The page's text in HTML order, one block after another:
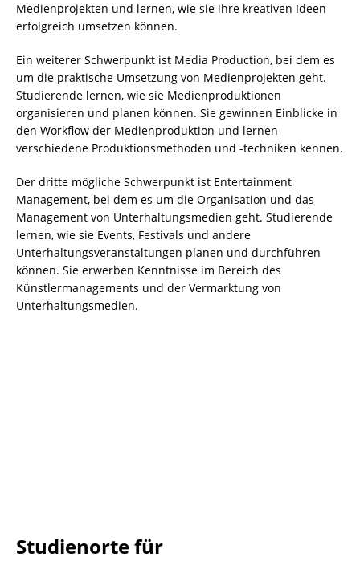
Medienprojekten und lernen, wie sie ihre kreativen Ideen
erfolgreich umsetzen können.
Ein weiterer Schwerpunkt ist Media Production, bei dem es
um die praktische Umsetzung von Medienprojekten geht.
Studierende lernen, wie sie Medienproduktionen
organisieren und planen können. Sie gewinnen Einblicke in
den Workflow der Medienproduktion und lernen
verschiedene Produktionsmethoden und -techniken kennen.
Der dritte mögliche Schwerpunkt ist Entertainment
Management, bei dem es um die Organisation und das
Management von Unterhaltungsmedien geht. Studierende
lernen, wie sie Events, Festivals und andere
Unterhaltungsveranstaltungen planen und durchführen
können. Sie erwerben Kenntnisse im Bereich des
Künstlermanagements und der Vermarktung von
Unterhaltungsmedien.
Studienorte für